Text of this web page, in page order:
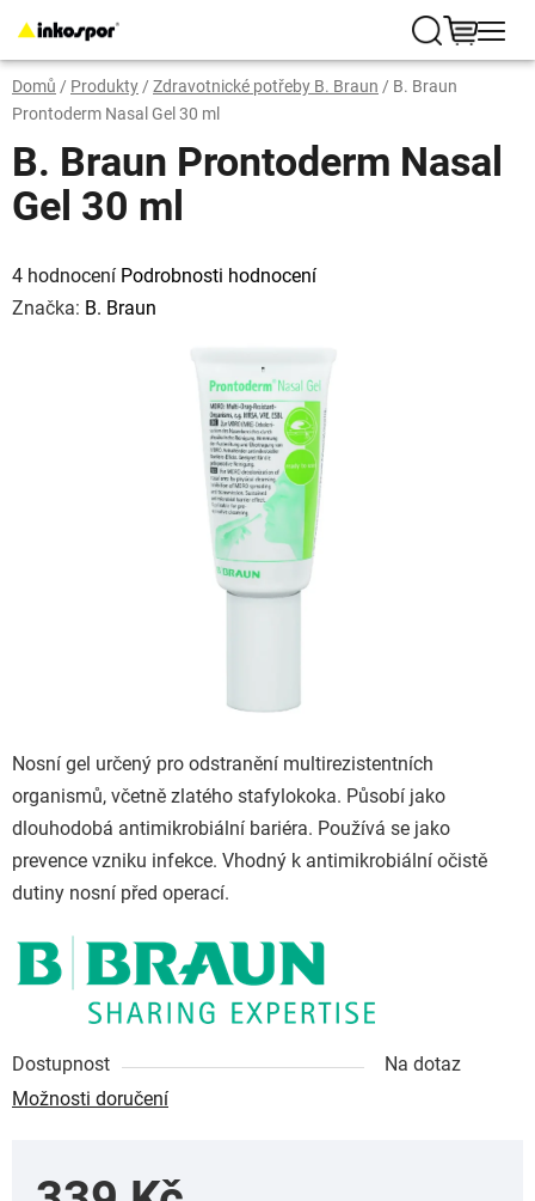
na
obsah
Hledat
Domů / Produkty/ Zdravotnické potřeby B. Braun / B. Braun
Prontoderm Nasal Gel 30 ml
Nosní gel určený pro odstranění multirezistentních
organismů, včetně zlatého stafylokoka. Působí jako
dlouhodobá antimikrobiální bariéra. Používá se jako
prevence vzniku infekce. Vhodný k antimikrobiální očistě
dutiny nosní před operací.
Dostupnost
Na dotaz
Možnosti doručení
B. Braun Prontoderm Nasal
Gel 30 ml
hodnocení
produktu
je
5,0
4 hodnocení Podrobnosti hodnocení
Značka: B. Braun